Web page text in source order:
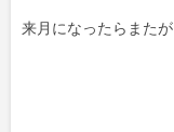
来月になったらまた